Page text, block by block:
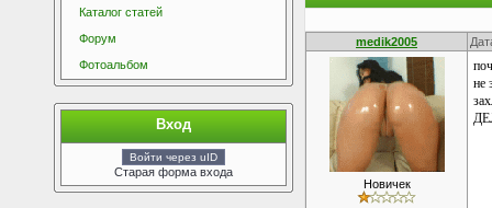
Каталог статей
Форум
Фотоальбом
Вход
Войти через uID
Старая форма входа
medik2005
Новичек
не